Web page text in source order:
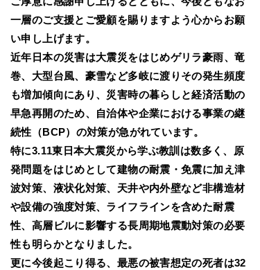
一層のご支援とご愛顧を賜りますよう心からお願
い申し上げます。
近年日本の災害は大震災をはじめゲリラ豪雨、竜
巻、大型台風、豪雪など多岐に渡りその発生頻度
も増加傾向にあり、災害時の暮らしと経済活動の
早急再開のため、自治体や企業における事業の継
続性（BCP）の対策が急がれています。
特に3.11東日本大震災から学ぶ教訓は数多く、原
発問題をはじめとして建物の耐震・免震に加え津
波対策、液状化対策、天井や内外壁など非構造材
や設備の強度対策、ライフラインを含めた耐震
性、高層ビルに影響する長周期地震動対策の必要
性も明らかとなりました。
更に今後起こり得る、最悪の被害想定の死者は32